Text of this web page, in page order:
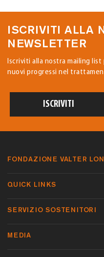
ISCRIVITI ALLA
NEWSLETTER
Iscriviti alla nostra mailing
nuovi progressi nel
ISCRIVITI
FONDAZIONE VALTER
QUICK LINKS
SERVIZIO SOSTENITORI
MEDIA